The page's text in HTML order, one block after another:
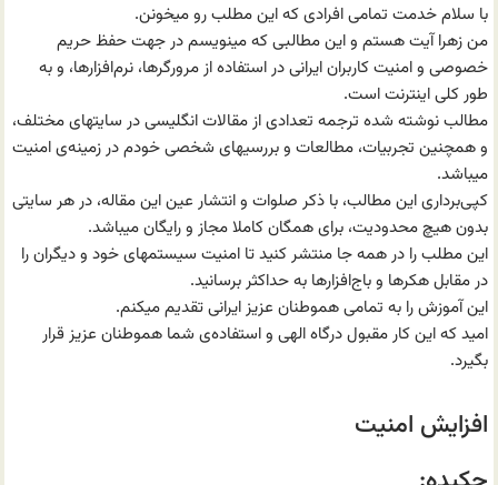
با سلام خدمت تمامی افرادی که این مطلب رو میخونن.
من زهرا آیت هستم و این مطالبی که مینویسم در جهت حفظ حریم
خصوصی و امنیت کاربران ایرانی در استفاده از مرورگرها، نرم‌افزارها، و به
طور کلی اینترنت است.
مطالب نوشته شده ترجمه تعدادی از مقالات انگلیسی در سایتهای مختلف،
و همچنین تجربیات، مطالعات و بررسیهای شخصی خودم در زمینه‌ی امنیت
میباشد.
کپی‌برداری این مطالب، با ذکر صلوات و انتشار عین این مقاله، در هر سایتی
بدون هیچ محدودیت، برای همگان کاملا مجاز و رایگان میباشد.
این مطلب را در همه جا منتشر کنید تا امنیت سیستمهای خود و دیگران را
در مقابل هکرها و باج‌افزارها به حداکثر برسانید.
این آموزش را به تمامی هموطنان عزیز ایرانی تقدیم میکنم.
امید که این کار مقبول درگاه الهی و استفاده‌ی شما هموطنان عزیز قرار
بگیرد.
افزایش امنیت